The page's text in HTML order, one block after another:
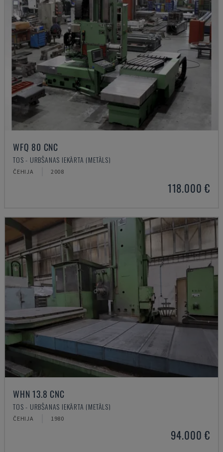
WFQ 80 CNC
TOS - URBŠANAS IEKĀRTA (METĀLS)
ČEHIJA 2008
118.000 €
WHN 13.8 CNC
TOS - URBŠANAS IEKĀRTA (METĀLS)
ČEHIJA 1980
94.000 €